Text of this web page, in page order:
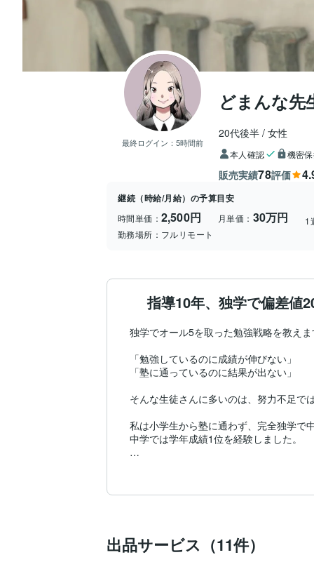
最終ログイン： 5時間前
どまんな先
20代後半 女性
本人確認 機密
販売実績78評価
継続（時給/月給）の予算目安
時間単価： 2,500円 月単価： 30万円 1
勤務場所： フルリモート
指導10年、独学で偏差値
独学でオール5を取った勉強戦略を教えま
「勉強しているのに成績が伸びない」
「塾に通っているのに結果が出ない」
そんな生徒さんに多いのは、努力不足で
私は小学生から塾に通わず、完全独学で
中学では学年成績1位を経験しました。
その過程で身につけた「効率よく結果
出品サービス（11件）